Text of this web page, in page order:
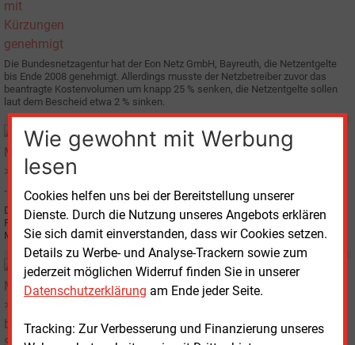
Wie gewohnt mit Werbung
lesen
Cookies helfen uns bei der Bereitstellung unserer
Dienste. Durch die Nutzung unseres Angebots erklären
Sie sich damit einverstanden, dass wir Cookies setzen.
Details zu Werbe- und Analyse-Trackern sowie zum
jederzeit möglichen Widerruf finden Sie in unserer
Datenschutzerklärung am Ende jeder Seite.
Tracking: Zur Verbesserung und Finanzierung unseres
Die Bundesnetzagentur hat der Eon Netz GmbH, Bayreuth, die Netzentgelte
bis Ende 2008 genehmigt. Allerdings musste der Netzbetreiber zuvor das
beantragte Kostenvolumen um knapp 25 % senken, die Netzentgelte sollen
laut dem Bescheid etwa 2 % sinken.
Dienstag, 5.02.2008, 09:27
E&M WETTBEWERB
Die als Regulierungsbehörde gestartete Bundesnetzagentur feiert am 28.
Februar ihren zehnten Geburtstag. Wir sprachen mit dem Präsidenten,
Mathias Kurth, über Erfolge und Ziele der Energieregulierung.
Freitag, 1.02.2008, 15:17
E&M
RWE baut Stromnetz aus